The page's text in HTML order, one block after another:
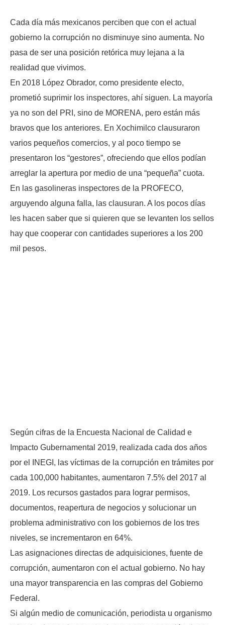
Cada día más mexicanos perciben que con el actual
gobierno la corrupción no disminuye sino aumenta. No
pasa de ser una posición retórica muy lejana a la
realidad que vivimos.
En 2018 López Obrador, como presidente electo,
prometió suprimir los inspectores, ahí siguen. La mayoría
ya no son del PRI, sino de MORENA, pero están más
bravos que los anteriores. En Xochimilco clausuraron
varios pequeños comercios, y al poco tiempo se
presentaron los “gestores”, ofreciendo que ellos podían
arreglar la apertura por medio de una “pequeña” cuota.
En las gasolineras inspectores de la PROFECO,
arguyendo alguna falla, las clausuran. A los pocos días
les hacen saber que si quieren que se levanten los sellos
hay que cooperar con cantidades superiores a los 200
mil pesos.
Según cifras de la Encuesta Nacional de Calidad e
Impacto Gubernamental 2019, realizada cada dos años
por el INEGI, las víctimas de la corrupción en trámites por
cada 100,000 habitantes, aumentaron 7.5% del 2017 al
2019. Los recursos gastados para lograr permisos,
documentos, reapertura de negocios y solucionar un
problema administrativo con los gobiernos de los tres
niveles, se incrementaron en 64%.
Las asignaciones directas de adquisiciones, fuente de
corrupción, aumentaron con el actual gobierno. No hay
una mayor transparencia en las compras del Gobierno
Federal.
Si algún medio de comunicación, periodista u organismo